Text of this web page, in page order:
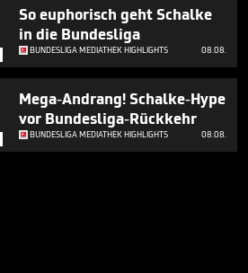
So euphorisch geht Schalke
in die Bundesliga
BUNDESLIGA MEDIATHEK HIGHLIGHTS 08.08.
Mega-Andrang! Schalke-Hype
vor Bundesliga-Rückkehr
BUNDESLIGA MEDIATHEK HIGHLIGHTS 08.08.